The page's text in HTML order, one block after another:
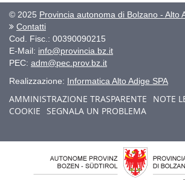
© 2025 Provincia autonoma di Bolzano - Alto
Contatti
Cod. Fisc.: 00390090215
E-Mail: info@provincia.bz.it
PEC: adm@pec.prov.bz.it
Realizzazione: Informatica Alto Adige SPA
AMMINISTRAZIONE TRASPARENTE NOTE
COOKIE SEGNALA UN PROBLEMA